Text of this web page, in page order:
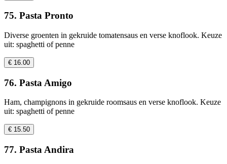
75. Pasta Pronto
Diverse groenten in gekruide tomatensaus en verse knoflook. Keuze
uit: spaghetti of penne
€ 16.00
76. Pasta Amigo
Ham, champignons in gekruide roomsaus en verse knoflook. Keuze
uit: spaghetti of penne
€ 15.50
77. Pasta Andira